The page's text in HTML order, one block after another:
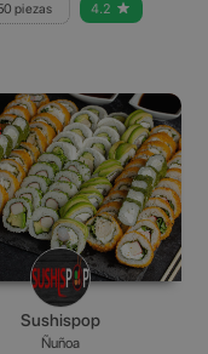
piezas 4.2
Sushispop
Ñuñoa